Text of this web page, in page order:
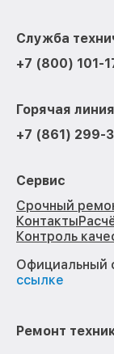
Служба
+7 (800) 101-
Горячая линия
+7 (861) 299-
Сервис
Срочный
Контакты
Контроль
Официальный
ссылке
Ремонт